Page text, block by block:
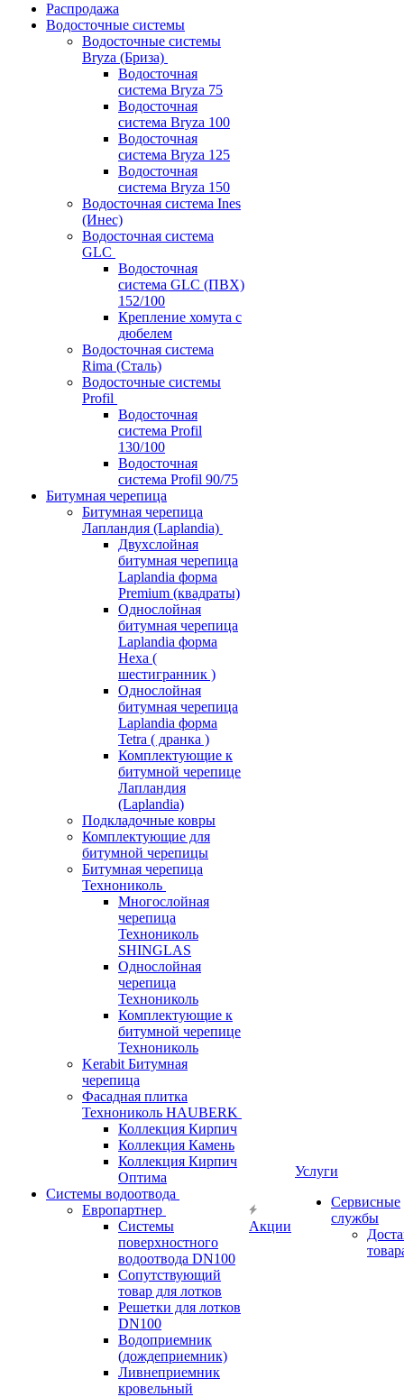
Распродажа
Водосточные системы
Водосточные системы
Bryza (Бриза)
Водосточная
система Bryza 75
Водосточная
система Bryza 100
Водосточная
система Bryza 125
Водосточная
система Bryza 150
Водосточная система Ines
(Инес)
Водосточная система
GLC
Водосточная
система GLC (ПВХ)
152/100
Крепление хомута с
дюбелем
Водосточная система
Rima (Сталь)
Водосточные системы
Profil
Водосточная
система Profil
130/100
Водосточная
система Profil 90/75
Битумная черепица
Битумная черепица
Лапландия (Laplandia)
Двухслойная
битумная черепица
Laplandia форма
Premium (квадраты)
Однослойная
битумная черепица
Laplandia форма
Hexa (
шестигранник )
Однослойная
битумная черепица
Laplandia форма
Tetra ( дранка )
Комплектующие к
битумной черепице
Лапландия
(Laplandia)
Подкладочные ковры
Комплектующие для
битумной черепицы
Битумная черепица
Технониколь
Многослойная
черепица
Технониколь
SHINGLAS
Однослойная
черепица
Технониколь
Комплектующие к
битумной черепице
Технониколь
Kerabit Битумная
черепица
Фасадная плитка
Технониколь HAUBERK
Кол​лекция Кирпич
Кол​лекция Камень
Коллекция Кирпич
Оптима
Системы водоотвода
Европартнер
Системы
поверхностного
водоотвода DN100
Сопутствующий
товар для лотков
Решетки для лотков
DN100
Водоприемник
(дождеприемник)
Ливнеприемник
кровельный
Акции
Услуги
Сервисные
службы